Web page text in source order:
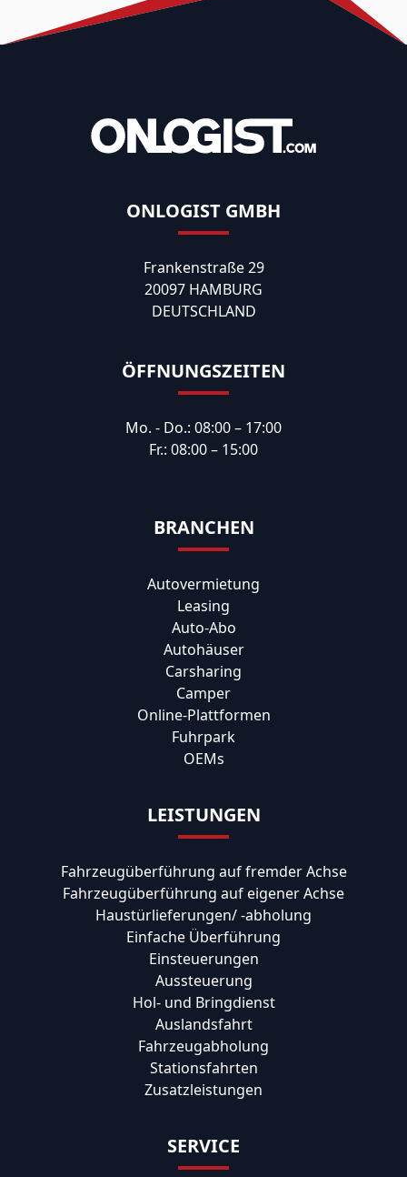
ONLOGIST GMBH
Frankenstraße 29
20097 HAMBURG
DEUTSCHLAND
ÖFFNUNGSZEITEN
Mo. - Do.: 08:00 – 17:00
Fr.: 08:00 – 15:00
BRANCHEN
Autovermietung
Leasing
Auto-Abo
Autohäuser
Carsharing
Camper
Online-Plattformen
Fuhrpark
OEMs
LEISTUNGEN
Fahrzeugüberführung auf fremder Achse
Fahrzeugüberführung auf eigener Achse
Haustürlieferungen/ -abholung
Einfache Überführung
Einsteuerungen
Aussteuerung
Hol- und Bringdienst
Auslandsfahrt
Fahrzeugabholung
Stationsfahrten
Zusatzleistungen
SERVICE